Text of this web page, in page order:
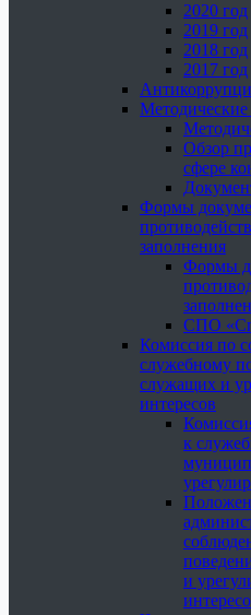
2020 год
2019 год
2018 год
2017 год
Обзор
сфере
Формы
заполнения
Формы
СПО
Комиссия по
служебному
служащих и
интересов
к
и